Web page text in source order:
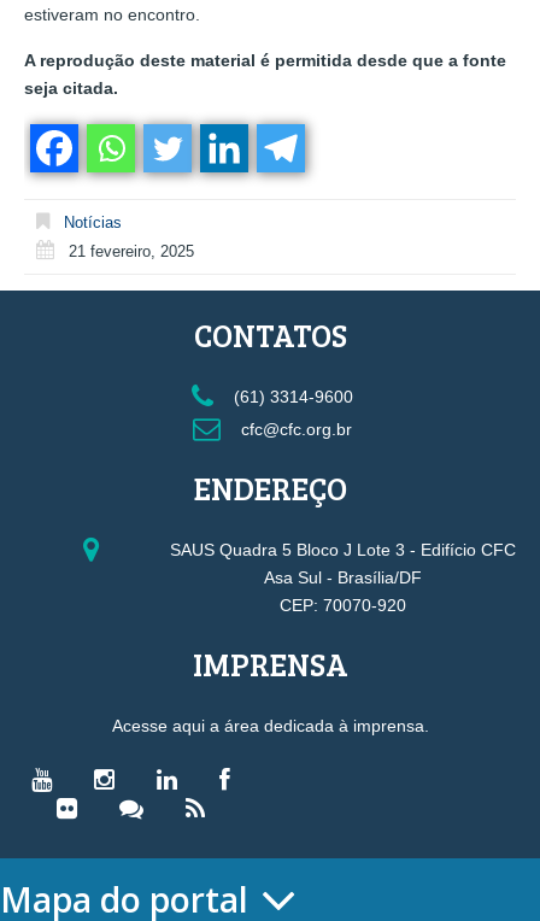
estiveram no encontro.
A reprodução deste material é permitida desde que a fonte
seja citada.
Notícias
21 fevereiro, 2025
CONTATOS
(61) 3314-9600
cfc@cfc.org.br
ENDEREÇO
SAUS Quadra 5 Bloco J Lote 3 - Edifício CFC
Asa Sul - Brasília/DF
CEP: 70070-920
IMPRENSA
Acesse aqui a área dedicada à imprensa.
Mapa do portal